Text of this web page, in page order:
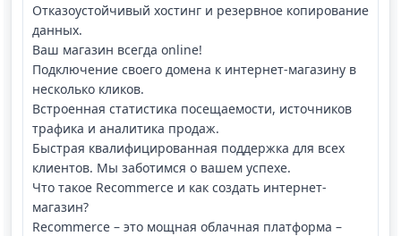
Отказоустойчивый хостинг и резервное копирование
данных.
Ваш магазин всегда online!
Подключение своего домена к интернет-магазину в
несколько кликов.
Встроенная статистика посещаемости, источников
трафика и аналитика продаж.
Быстрая квалифицированная поддержка для всех
клиентов. Мы заботимся о вашем успехе.
Что такое Recommerce и как создать интернет-
магазин?
Recommerce – это мощная облачная платформа –